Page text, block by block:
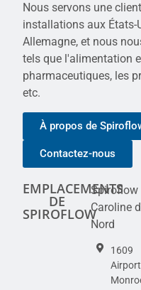
Nous servons une
installations aux États-
Allemagne, et nous
tels que l'alimentation
pharmaceutiques, les
etc.
À propos de
Contactez-nous
EMPLACEMENTS
DE
SPIROFLOW
Spiroflow
Caroline
Nord
1609
Airport